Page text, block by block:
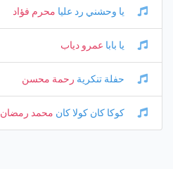
يا وحشني رد عليا محرم فؤاد
يا بابا عمرو دياب
حفلة تنكرية رحمة محسن
كوكا كان كولا كان محمد رمضان